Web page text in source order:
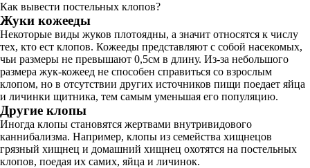
Как вывести постельных клопов?
Жуки кожееды
Некоторые виды жуков плотоядны, а значит относятся к числу
тех, кто ест клопов. Кожееды представляют с собой насекомых,
чьи размеры не превышают 0,5см в длину. Из-за небольшого
размера жук-кожеед не способен справиться со взрослым
клопом, но в отсутствии других источников пищи поедает яйца
и личинки щитника, тем самым уменьшая его популяцию.
Другие клопы
Иногда клопы становятся жертвами внутривидового
каннибализма. Например, клопы из семейства хищнецов
грязный хищнец и домашний хищнец охотятся на постельных
клопов, поедая их самих, яйца и личинок.